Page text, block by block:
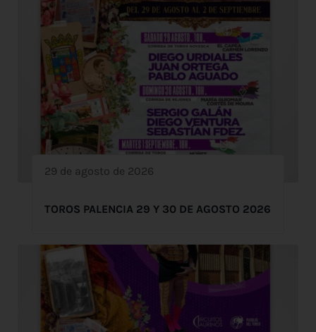
29 de agosto de 2026
TOROS PALENCIA 29 Y 30 DE AGOSTO 2026